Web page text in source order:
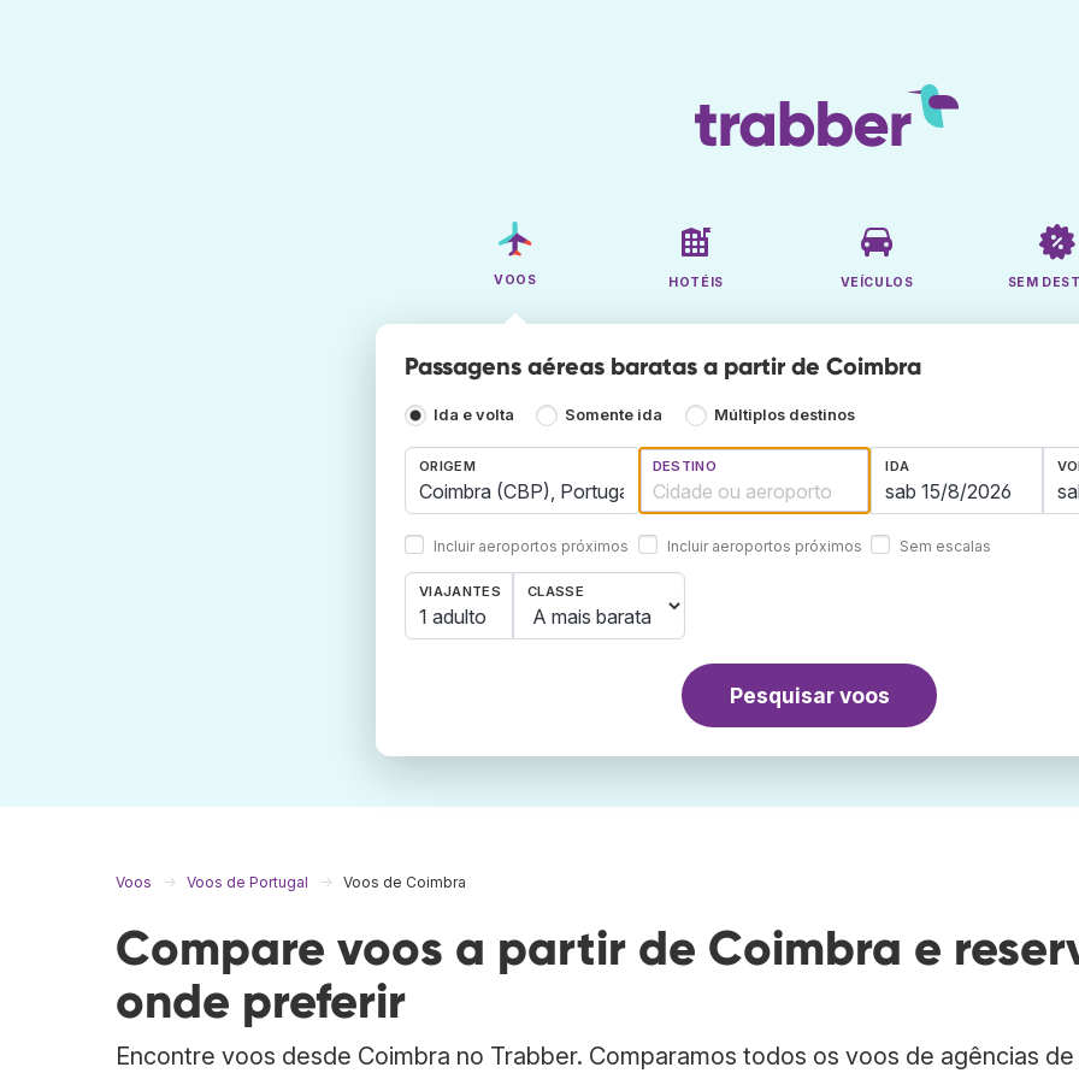
VOOS HOTÉIS VEÍCULOS SEM
Passagens aéreas baratas a partir de Coimbra
Ida e volta Somente ida Múltiplos destinos
ORIGEM
Incluir aeroportos próximos
DESTINO
Incluir aeroportos próximos
IDA
Sem escalas
VIAJANTES
1 adulto
CLASSE
Pesquisar voos
Voos Voos de Portugal Voos de Coimbra
Compare voos a partir de Coimbra e
onde preferir
Encontre voos desde Coimbra no Trabber. Comparamos todos os voos de agências de